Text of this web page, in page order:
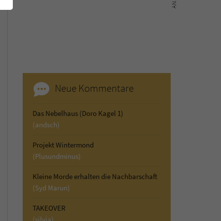
Neue Kommentare
Das Nebelhaus (Doro Kagel 1)
(andsch)
Projekt Wintermond
(Plusundminus)
Kleine Morde erhalten die Nachbarschaft
(Syd Marun)
TAKEOVER